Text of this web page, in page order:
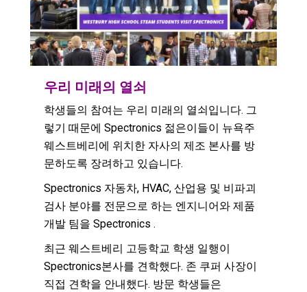
우리 미래의 열쇠
학생들의 참여는 우리 미래의 열쇠입니다. 그
렇기 때문에 Spectronics 젊은이들이 뉴욕주
웨스트베리에 위치한 자사의 제조 본사를 방
문하도록 장려하고 있습니다.
Spectronics 자동차, HVAC, 산업용 및 비파괴
검사 분야를 전문으로 하는 엔지니어와 제품
개발 팀을 Spectronics .
최근 웨스트베리 고등학교 학생 일행이
Spectronics본사를 견학했다. 존 쿠퍼 사장이
직접 견학을 안내했다. 방문 학생들은